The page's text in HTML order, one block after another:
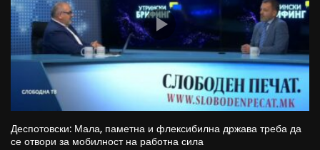
Деспотовски: Мала, паметна и флексибилна држава треба да
се отвори за мобилност на работна сила